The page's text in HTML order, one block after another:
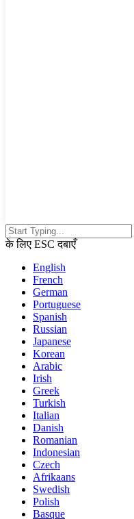
के लिए ESC दबाएँ
English
French
German
Portuguese
Spanish
Russian
Japanese
Korean
Arabic
Irish
Greek
Turkish
Italian
Danish
Romanian
Indonesian
Czech
Afrikaans
Swedish
Polish
Basque